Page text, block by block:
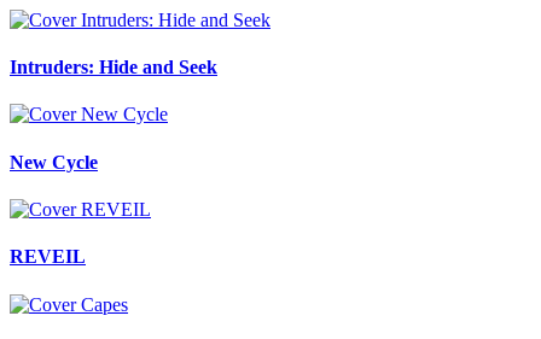
Intruders: Hide and Seek
New Cycle
REVEIL